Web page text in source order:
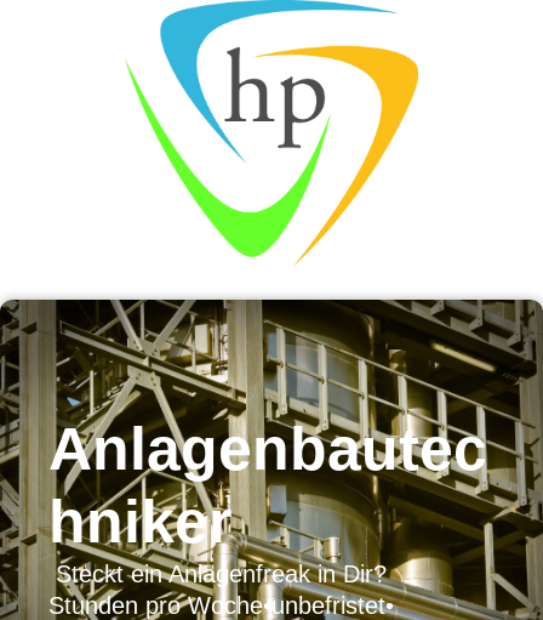
Anlagenbautec
hniker
Steckt ein Anlagenfreak in Dir?
Stunden pro Woche•unbefristet•